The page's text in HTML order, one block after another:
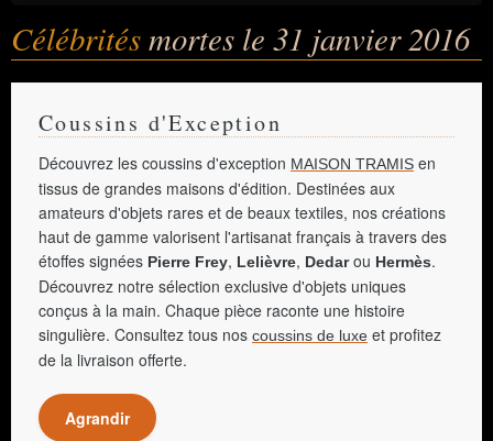
Célébritésmortes le 31 janvier 2016
Coussins d'Exception
Découvrez les coussins d'exception MAISON TRAMIS en
tissus de grandes maisons d'édition. Destinées aux
amateurs d'objets rares et de beaux textiles, nos créations
haut de gamme valorisent l'artisanat français à travers des
étoffes signées Pierre Frey, Lelièvre, Dedarou Hermès.
Découvrez notre sélection exclusive d'objets uniques
conçus à la main. Chaque pièce raconte une histoire
singulière. Consultez tous nos coussins de luxe et profitez
de la livraison offerte.
Agrandir